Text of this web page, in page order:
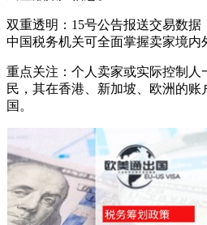
双重透明：15号公告报送交易数据
中国税务机关可全面掌握卖家境内
重点关注：个人卖家或实际控制人
民，其在香港、新加坡、欧洲的账
国。